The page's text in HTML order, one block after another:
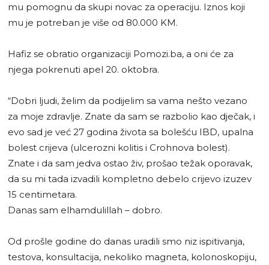
mu pomognu da skupi novac za operaciju. Iznos koji
mu je potreban je više od 80.000 KM.
Hafiz se obratio organizaciji Pomozi.ba, a oni će za
njega pokrenuti apel 20. oktobra.
“Dobri ljudi, želim da podijelim sa vama nešto vezano
za moje zdravlje. Znate da sam se razbolio kao dječak, i
evo sad je već 27 godina života sa bolešću IBD, upalna
bolest crijeva (ulcerozni kolitis i Crohnova bolest).
Znate i da sam jedva ostao živ, prošao težak oporavak,
da su mi tada izvadili kompletno debelo crijevo izuzev
15 centimetara.
Danas sam elhamdulillah – dobro.
Od prošle godine do danas uradili smo niz ispitivanja,
testova, konsultacija, nekoliko magneta, kolonoskopiju,